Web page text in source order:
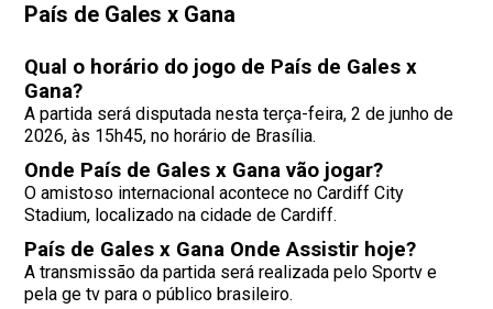
País de Gales x Gana
Qual o horário do jogo de País de Gales x
Gana?
A partida será disputada nesta terça-feira, 2 de junho de
2026, às 15h45, no horário de Brasília.
Onde País de Gales x Gana vão jogar?
O amistoso internacional acontece no Cardiff City
Stadium, localizado na cidade de Cardiff.
País de Gales x Gana Onde Assistir hoje?
A transmissão da partida será realizada pelo Sportv e
pela ge tv para o público brasileiro.